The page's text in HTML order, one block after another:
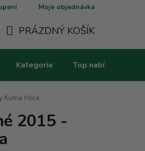
Moje objednávka
KOŠÍK
PRÁZDNÝ KOŠÍK
Kategorie Top nabídky
Kutná Hora
2015 -